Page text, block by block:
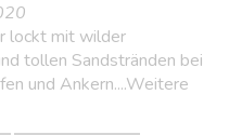
lockt mit wilder
tollen Sandstränden bei
und Ankern....Weitere